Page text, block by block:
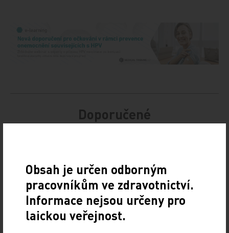
Doporučené
10. 3. 2025
19. světový kongres Controversies in Neurology (CONy)
se bude konat v termínu 20.–22. března 2025 v Praze.
Vystavování ePoukazů
Obsah je určen odborným
pracovníkům ve zdravotnictví.
Informace nejsou určeny pro
laickou veřejnost.